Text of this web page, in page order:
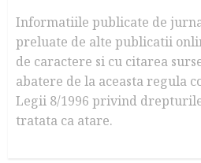
Informatiile publicate de
preluate de alte publicatii
de caractere si cu citarea
abatere de la aceasta regula
Legii 8/1996 privind
tratata ca atare.